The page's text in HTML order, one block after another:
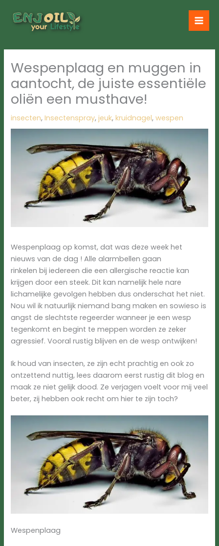
naar
Wespenplaag en muggen in
aantocht, de juiste essentiële
oliën een musthave!
insecten,Insectenspray,jeuk,kruidnagel,wespen
Wespenplaag op komst, dat was deze week het
nieuws van de dag ! Alle alarmbellen gaan
rinkelen bij iedereen die een allergische reactie kan
krijgen door een steek. Dit kan namelijk hele nare
lichamelijke gevolgen hebben dus onderschat het niet.
Nou wil ik natuurlijk niemand bang maken en sowieso is
angst de slechtste regeerder wanneer je een wesp
tegenkomt en begint te meppen worden ze zeker
agressief. Vooral rustig blijven en de wesp ontwijken!
Ik houd van insecten, ze zijn echt prachtig en ook zo
ontzettend nuttig, lees daarom eerst rustig dit blog en
maak ze niet gelijk dood. Ze verjagen voelt voor mij veel
beter, zij hebben ook recht om hier te zijn toch?
Wespenplaag